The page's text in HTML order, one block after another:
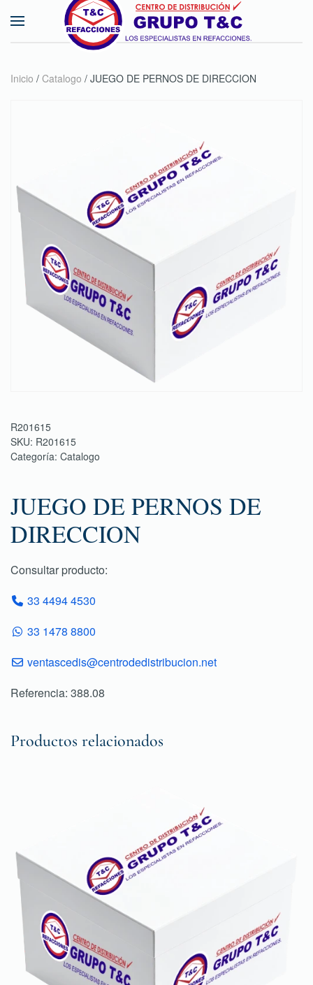
Skip to main content
Inicio / Catalogo / JUEGO DE PERNOS DE DIRECCION
R201615
SKU: R201615
Categoría: Catalogo
JUEGO DE PERNOS DE
DIRECCION
Consultar producto:
33 4494 4530
33 1478 8800
ventascedis@centrodedistribucion.net
Referencia: 388.08
Productos relacionados